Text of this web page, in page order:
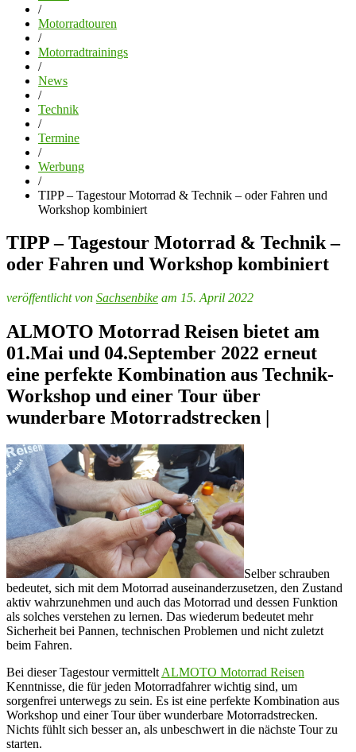
/
Motorradtouren
/
Motorradtrainings
/
News
/
Technik
/
Termine
/
Werbung
/
TIPP – Tagestour Motorrad & Technik – oder Fahren und
Workshop kombiniert
TIPP – Tagestour Motorrad & Technik –
oder Fahren und Workshop kombiniert
veröffentlicht von Sachsenbike am 15. April 2022
ALMOTO Motorrad Reisen bietet am
01.Mai und 04.September 2022 erneut
eine perfekte Kombination aus Technik-
Workshop und einer Tour über
wunderbare Motorradstrecken |
Selber schrauben
bedeutet, sich mit dem Motorrad auseinanderzusetzen, den Zustand
aktiv wahrzunehmen und auch das Motorrad und dessen Funktion
als solches verstehen zu lernen. Das wiederum bedeutet mehr
Sicherheit bei Pannen, technischen Problemen und nicht zuletzt
beim Fahren.
Bei dieser Tagestour vermittelt ALMOTO Motorrad Reisen
Kenntnisse, die für jeden Motorradfahrer wichtig sind, um
sorgenfrei unterwegs zu sein. Es ist eine perfekte Kombination aus
Workshop und einer Tour über wunderbare Motorradstrecken.
Nichts fühlt sich besser an, als unbeschwert in die nächste Tour zu
starten.